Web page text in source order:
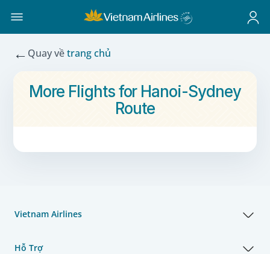
← Quay vềtrang chủ
More Flights for Hanoi-Sydney
Route
Vietnam Airlines
Hỗ Trợ